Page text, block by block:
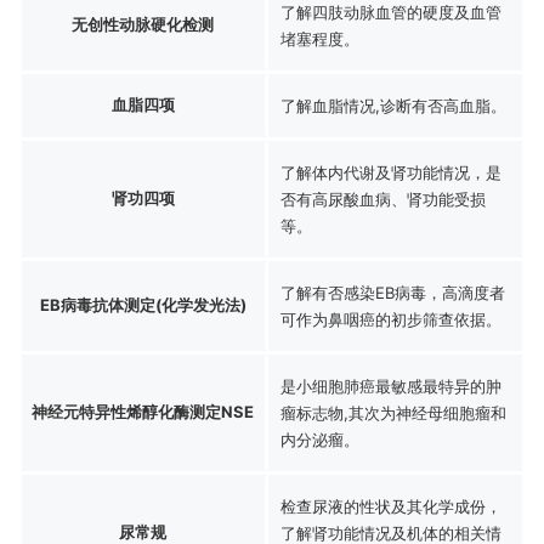
无创性动脉硬化检测
了解四肢动脉血管的硬度及血管
堵塞程度。
血脂四项 了解血脂情况,诊断有否高血脂。
肾功四项
了解体内代谢及肾功能情况，是
否有高尿酸血病、肾功能受损
等。
EB病毒抗体测定(化学发光法)
了解有否感染EB病毒，高滴度者
可作为鼻咽癌的初步筛查依据。
神经元特异性烯醇化酶测定NSE
是小细胞肺癌最敏感最特异的肿
瘤标志物,其次为神经母细胞瘤和
内分泌瘤。
尿常规
检查尿液的性状及其化学成份，
了解肾功能情况及机体的相关情